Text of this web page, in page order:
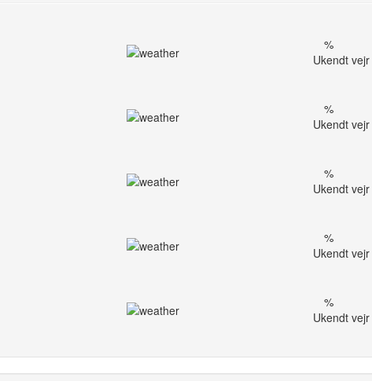
%
Ukendt vejr
%
Ukendt vejr
%
Ukendt vejr
%
Ukendt vejr
%
Ukendt vejr